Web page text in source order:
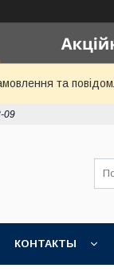
та
09
КОНТАКТЫ